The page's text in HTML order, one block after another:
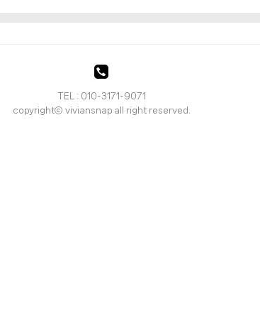
TEL : 010-3171-9071
copyrightⓒ viviansnap all right reserved.